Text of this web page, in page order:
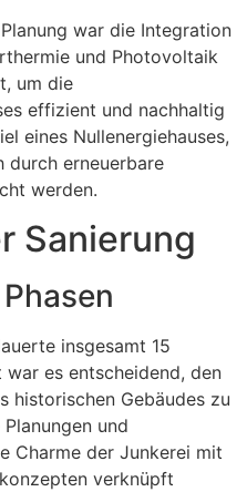
war die Integration
und Photovoltaik
um die
effizient und nachhaltig
eines Nullenergiehauses,
durch erneuerbare
werden.
Sanierung
insgesamt 15
war es entscheidend, den
historischen Gebäudes zu
und
Charme der Junkerei mit
verknüpft